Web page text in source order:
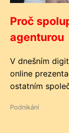
Proč
agenturou
V dnešním
online
ostatním
Podnikání